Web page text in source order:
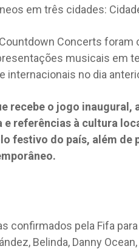
em três cidades:
Concerts
musicais em
internacionais no dia
recebe o jogo
e referências à cultura
festivo do país, além de
confirmados pela Fifa
Belinda, Danny